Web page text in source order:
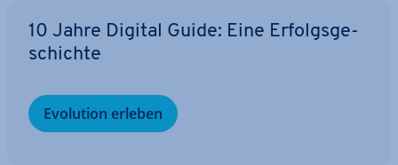
10 Jahre Digital Guide: Eine Er­folgs­ge­
schich­te
Evolution erleben